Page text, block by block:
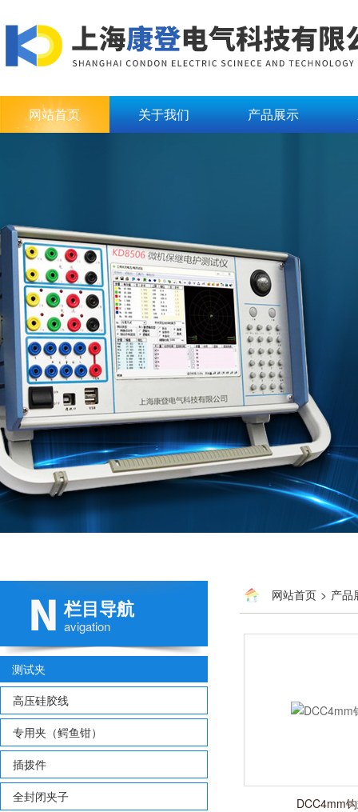
网站首页 关于我们 产品展示
栏目导航
avigation
测试夹
高压硅胶线
专用夹（鳄鱼钳）
插拨件
全封闭夹子
网站首页 > 产品
DCC4mm